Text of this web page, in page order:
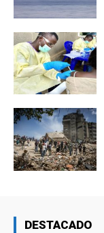
DESTACADO